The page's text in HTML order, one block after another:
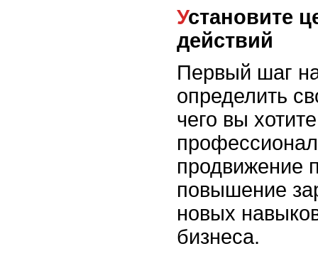
Установите цели и разработайте план
действий
Первый шаг
определить
чего вы
продвижение
повышение
новых
бизнеса.